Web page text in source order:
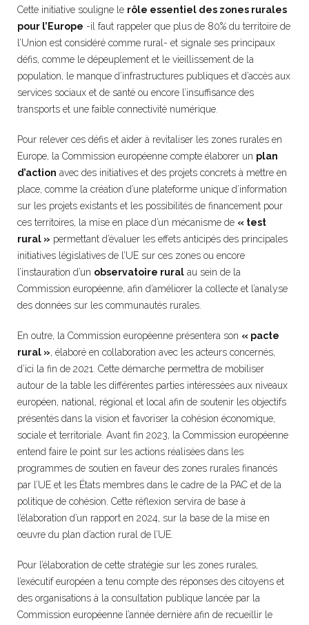
Cette initiative souligne le rôle essentiel des zones rurales
pour l’Europe -il faut rappeler que plus de 80% du territoire de
l’Union est considéré comme rural- et signale ses principaux
défis, comme le dépeuplement et le vieillissement de la
population, le manque d’infrastructures publiques et d’accès aux
services sociaux et de santé ou encore l’insuffisance des
transports et une faible connectivité numérique.
Pour relever ces défis et aider à revitaliser les zones rurales en
Europe, la Commission européenne compte élaborer un plan
d’action avec des initiatives et des projets concrets à mettre en
place, comme la création d’une plateforme unique d’information
sur les projets existants et les possibilités de financement pour
ces territoires, la mise en place d’un mécanisme de « test
rural » permettant d’évaluer les effets anticipés des principales
initiatives législatives de l’UE sur ces zones ou encore
l’instauration d’un observatoire rural au sein de la
Commission européenne, afin d’améliorer la collecte et l’analyse
des données sur les communautés rurales.
En outre, la Commission européenne présentera son « pacte
rural », élaboré en collaboration avec les acteurs concernés,
d’ici la fin de 2021. Cette démarche permettra de mobiliser
autour de la table les différentes parties intéressées aux niveaux
européen, national, régional et local afin de soutenir les objectifs
présentés dans la vision et favoriser la cohésion économique,
sociale et territoriale. Avant fin 2023, la Commission européenne
entend faire le point sur les actions réalisées dans les
programmes de soutien en faveur des zones rurales financés
par l’UE et les États membres dans le cadre de la PAC et de la
politique de cohésion. Cette réflexion servira de base à
l’élaboration d’un rapport en 2024, sur la base de la mise en
œuvre du plan d’action rural de l’UE.
Pour l’élaboration de cette stratégie sur les zones rurales,
l’exécutif européen a tenu compte des réponses des citoyens et
des organisations à la consultation publique lancée par la
Commission européenne l’année dernière afin de recueillir le